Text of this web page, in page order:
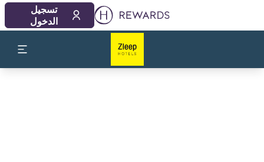
تسجيل
الدخول